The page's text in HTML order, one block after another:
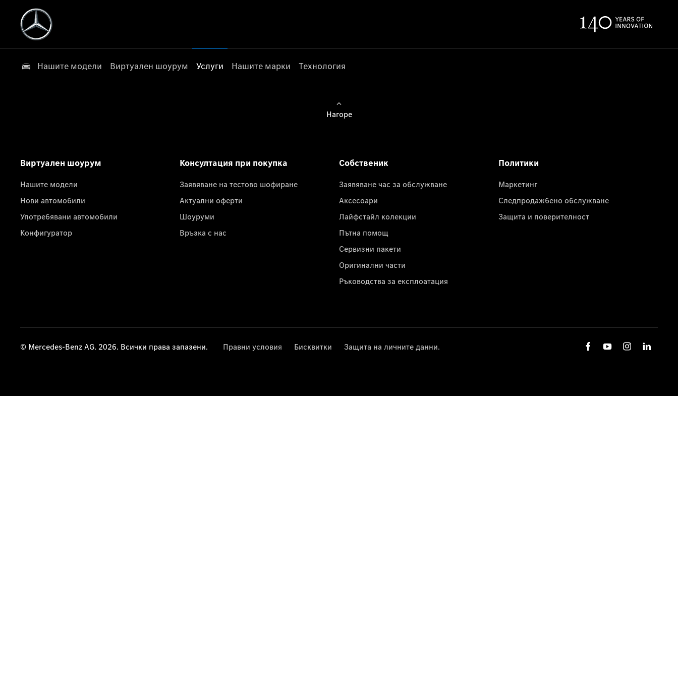
Нашите модели Виртуален шоурум Услуги Нашите марки Технология
Нагоре
Виртуален шоурум
Нашите модели
Нови автомобили
Употребявани автомобили
Конфигуратор
Консултация при покупка
Заявяване на тестово шофиране
Актуални оферти
Шоуруми
Връзка с нас
Собственик
Заявяване час за обслужване
Аксесоари
Лайфстайл колекции
Пътна помощ
Сервизни пакети
Оригинални части
Ръководства за експлоатация
Политики
Маркетинг
Следпродажбено обслужване
Защита и поверителност
© Mercedes-Benz AG. 2026. Всички права запазени. Правни условия Бисквитки Защита на личните данни.